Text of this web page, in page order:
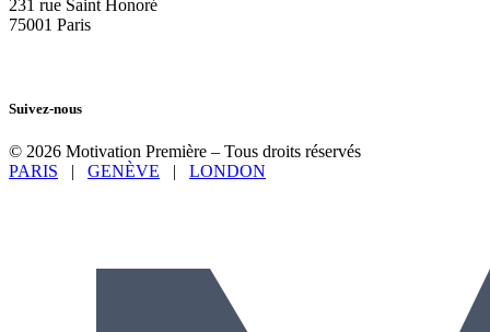
231 rue Saint Honoré
75001 Paris
Suivez-nous
© 2026 Motivation Première – Tous droits réservés
PARIS | GENÈVE | LONDON